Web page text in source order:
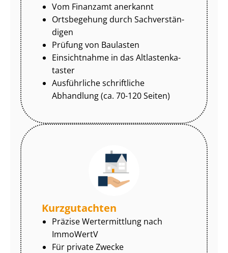
Vom Finanzamt anerkannt
Ortsbegehung durch Sach­ver­stän­
di­gen
Prüfung von Baulasten
Einsichtnahme in das Alt­las­ten­ka­
tas­ter
Ausführliche schriftliche
Abhandlung (ca. 70-120 Seiten)
Kurzgutachten
Präzise Wertermittlung nach
ImmoWertV
Für private Zwecke